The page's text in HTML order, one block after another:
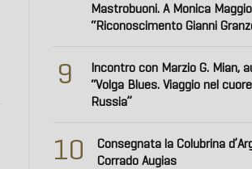
Mastrobuoni. A Monica
“Riconoscimento Gianni
9
Incontro con Marzio G. Mian,
“Volga Blues. Viaggio nel
Russia”
10
Consegnata la Colubrina
Corrado Augias